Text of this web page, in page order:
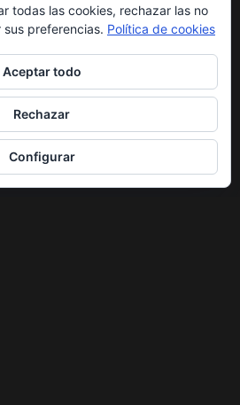
todas las cookies, rechazar las no
preferencias. Política de cookies
Aceptar todo
Rechazar
Configurar